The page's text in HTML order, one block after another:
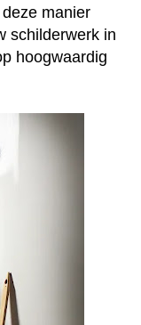
manier
schilderwerk in
hoogwaardig